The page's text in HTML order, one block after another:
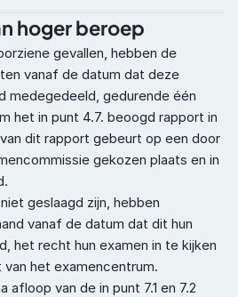
hoger beroep
gevallen, hebben de
vanaf de datum dat deze
medegedeeld, gedurende één
het in punt 4.7. beoogd rapport in
dit rapport gebeurt op een door
gekozen plaats en in
geslaagd zijn, hebben
vanaf de datum dat dit hun
het recht hun examen in te kijken
het examencentrum.
afloop van de in punt 7.1 en 7.2